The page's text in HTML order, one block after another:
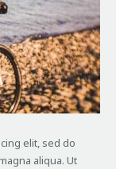
elit, sed do
aliqua. Ut